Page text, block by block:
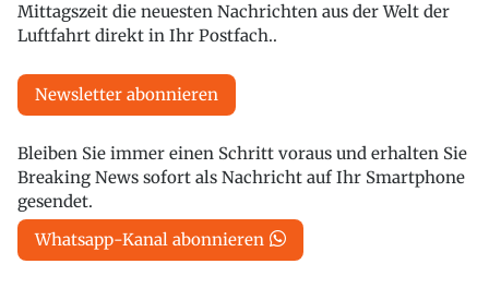
Mittagszeit die neuesten Nachrichten aus der Welt der
Luftfahrt direkt in Ihr Postfach..
Newsletter abonnieren
Bleiben Sie immer einen Schritt voraus und erhalten Sie
Breaking News sofort als Nachricht auf Ihr Smartphone
gesendet.
Whatsapp-Kanal abonnieren